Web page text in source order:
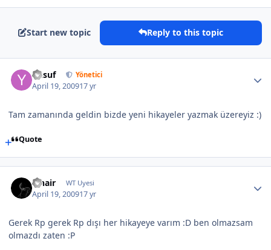
Start new topic Reply to this topic
Yusuf Yönetici
April 19, 200917 yr
Tam zamanında geldin bizde yeni hikayeler yazmak üzereyiz :)
Quote
Finair WT Uyesi
April 19, 200917 yr
Gerek Rp gerek Rp dışı her hikayeye varım :D ben olmazsam
olmazdı zaten :P